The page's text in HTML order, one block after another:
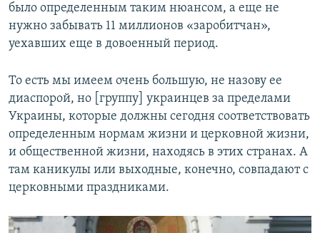
было определенным таким нюансом, а еще не
нужно забывать 11 миллионов «заробитчан»,
уехавших еще в довоенный период.
То есть мы имеем очень большую, не назову ее
диаспорой, но [группу] украинцев за пределами
Украины, которые должны сегодня соответствовать
определенным нормам жизни и церковной жизни,
и общественной жизни, находясь в этих странах. А
там каникулы или выходные, конечно, совпадают с
церковными праздниками.